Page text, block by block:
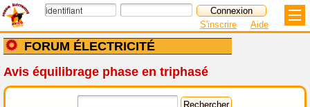
FORUM ÉLECTRICITÉ
S'inscrire Aide
Avis équilibrage phase en triphasé